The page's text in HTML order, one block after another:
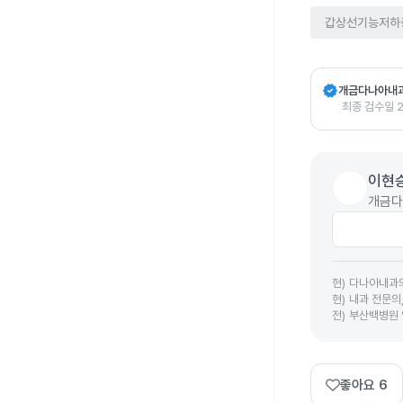
갑상선기능저
verified개금다나아내
최종 검수일
이현
개금
현) 다나아내과
현) 내과 전문
전) 부산백병원
좋아요 6